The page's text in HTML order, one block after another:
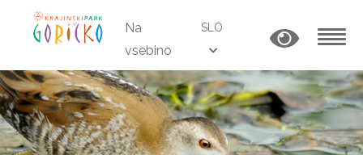
Na
vsebino
SLO